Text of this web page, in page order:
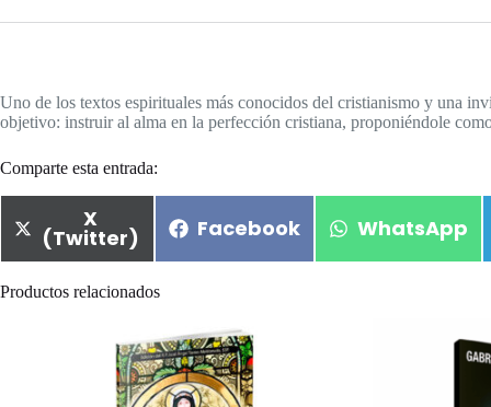
Uno de los textos espirituales más conocidos del cristianismo y una
objetivo: instruir al alma en la perfección cristiana, proponiéndole
Comparte esta entrada:
X
(Twitter) Facebook WhatsApp
Productos relacionados